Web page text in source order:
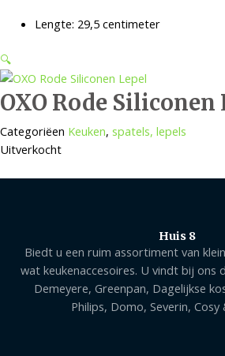
Lengte: 29,5 centimeter
🔍
OXO Rode Siliconen
Categoriëen Keuken, spatels, lepels
Uitverkocht
Huis 8
Biedt u een ruim assortiment van
wat keukenaccesoires. U vindt bij ons
Demeyere, Greenpan, Dagelijkse
Philips, Domo, Severin, Cosy